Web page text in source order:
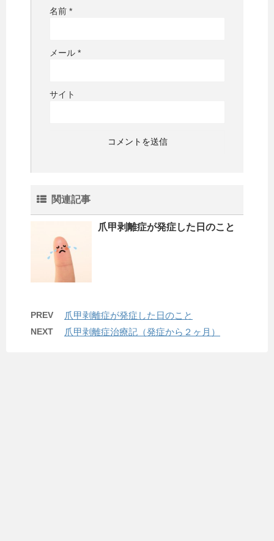
名前 *
メール *
サイト
関連記事
爪甲剥離症が発症した日のこと
PREV 爪甲剥離症が発症した日のこと
NEXT 爪甲剥離症治療記（発症から２ヶ月）